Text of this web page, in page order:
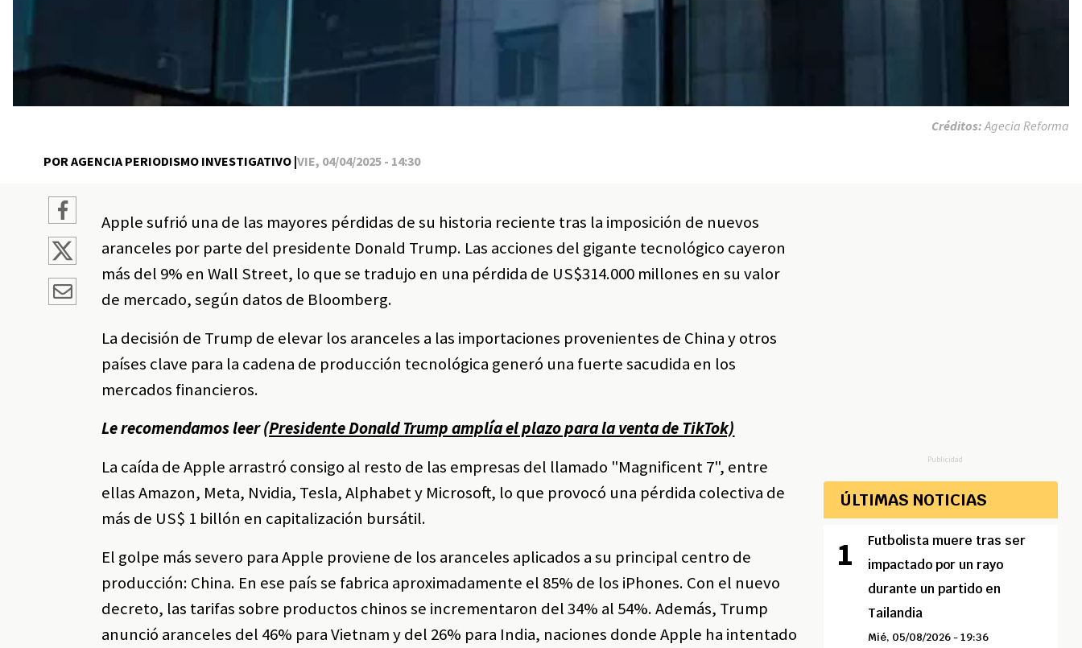
POR AGENCIA PERIODISMO INVESTIGATIVO |VIE, 04/04/2025 - 14:30
Créditos: Agecia Reforma
Apple sufrió una de las mayores pérdidas de su historia reciente tras la imposición de nuevos
aranceles por parte del presidente Donald Trump. Las acciones del gigante tecnológico cayeron
más del 9% en Wall Street, lo que se tradujo en una pérdida de US$314.000 millones en su valor
de mercado, según datos de Bloomberg.
La decisión de Trump de elevar los aranceles a las importaciones provenientes de China y otros
países clave para la cadena de producción tecnológica generó una fuerte sacudida en los
mercados financieros.
Le recomendamos leer(Presidente Donald Trump amplía el plazo para la venta de TikTok)
La caída de Apple arrastró consigo al resto de las empresas del llamado "Magnificent 7", entre
ellas Amazon, Meta, Nvidia, Tesla, Alphabet y Microsoft, lo que provocó una pérdida colectiva de
más de US$ 1 billón en capitalización bursátil.
El golpe más severo para Apple proviene de los aranceles aplicados a su principal centro de
producción: China. En ese país se fabrica aproximadamente el 85% de los iPhones. Con el nuevo
decreto, las tarifas sobre productos chinos se incrementaron del 34% al 54%. Además, Trump
anunció aranceles del 46% para Vietnam y del 26% para India, naciones donde Apple ha intentado
Publicidad
ÚLTIMAS NOTICIAS
Futbolista muere tras ser
impactado por un rayo
durante un partido en
Tailandia
Mié, 05/08/2026 - 19:36